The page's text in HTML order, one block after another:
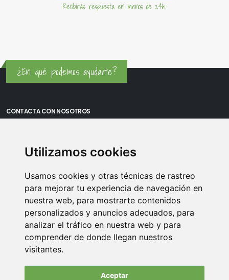
Utilizamos cookies
Usamos cookies y otras técnicas de rastreo
para mejorar tu experiencia de navegación en
nuestra web, para mostrarte contenidos
personalizados y anuncios adecuados, para
analizar el tráfico en nuestra web y para
comprender de donde llegan nuestros
visitantes.
Aceptar
Recibirás respuesta en menos de 24h.
¿En qué podemos ayudarte?
CONTACTA CON NOSOTROS
Oficina Vitoria: Boulevard de Salburua 8, planta 3, 01002 - Vitoria-
Email:info@memoriasusb.com